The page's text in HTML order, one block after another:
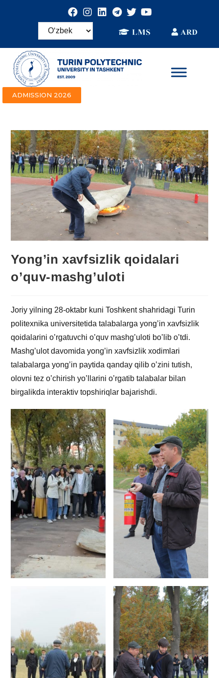
ADMISSION 2026
Yong’in xavfsizlik qoidalari
o’quv-mashg’uloti
Joriy yilning 28-oktabr kuni Toshkent shahridagi Turin
politexnika universitetida talabalarga yong’in xavfsizlik
qoidalarini o’rgatuvchi o’quv mashg’uloti bo’lib o’tdi.
Mashg’ulot davomida yong’in xavfsizlik xodimlari
talabalarga yong’in paytida qanday qilib o’zini tutish,
olovni tez o’chirish yo’llarini o’rgatib talabalar bilan
birgalikda interaktiv topshiriqlar bajarishdi.